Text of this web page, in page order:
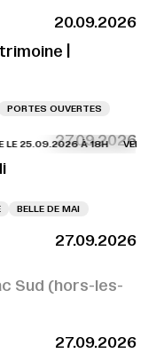
20.09.2026
|
PORTES OUVERTES
27.09.2026
25.09.2026 À 18H
BELLE DE MAI
27.09.2026
Sud (hors-les-
27.09.2026